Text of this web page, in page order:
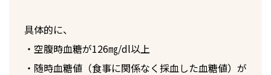
具体的に、
・空腹時血糖が126㎎/dl以上
・随時血糖値（食事に関係なく採血した血糖値）が